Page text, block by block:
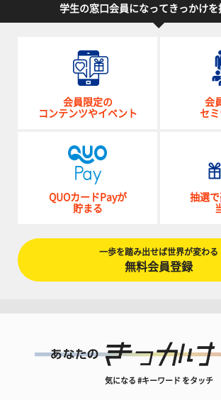
学生の窓口会員になってきっかけを
会員限定の
コンテンツやイベント
会
セ
QUOカードPayが
貯まる
抽選
一歩を踏み出せば世界が変わる
無料会員登録
気になる #キーワード をタッチ